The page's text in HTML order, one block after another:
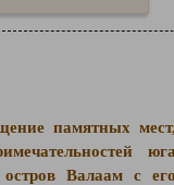
памятных
Валаам с